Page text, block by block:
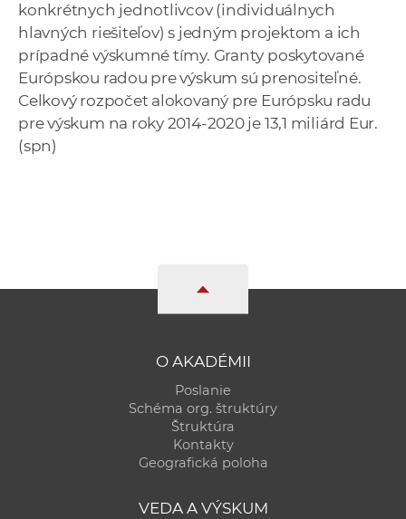
konkrétnych jednotlivcov (individuálnych
hlavných riešiteľov) s jedným projektom a ich
prípadné výskumné tímy. Granty poskytované
Európskou radou pre výskum sú prenositeľné.
Celkový rozpočet alokovaný pre Európsku radu
pre výskum na roky 2014-2020 je 13,1 miliárd Eur.
(spn)
O AKADÉMII
Poslanie
Schéma org. štruktúry
Štruktúra
Kontakty
Geografická poloha
VEDA A VÝSKUM